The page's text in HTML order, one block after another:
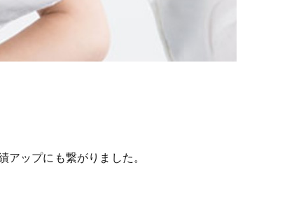
ップにも繋がりました。